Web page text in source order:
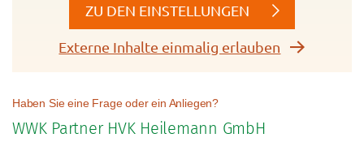
ZU DEN EINSTELLUNGEN
Externe Inhalte einmalig erlauben
WWK Partner HVK Heilemann GmbH
Haben Sie eine Frage oder ein Anliegen?